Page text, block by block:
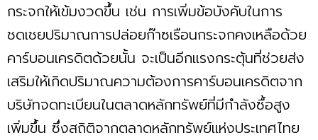
กระจกให้เข้มงวดขึ้น เช่น การเพิ่มข้อบังคับในการ
ชดเชยปริมาณการปล่อยก๊าซเรือนกระจกคงเหลือด้วย
คาร์บอนเครดิตด้วยนั้น จะเป็นอีกแรงกระตุ้นที่ช่วยส่ง
เสริมให้เกิดปริมาณความต้องการคาร์บอนเครดิตจาก
บริษัทจดทะเบียนในตลาดหลักทรัพย์ที่มีกำลังซื้อสูง
เพิ่มขึ้น ซึ่งสถิติจากตลาดหลักทรัพย์แห่งประเทศไทย